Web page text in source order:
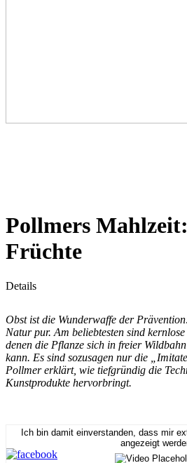
Pollmers
Früchte
Details
Obst ist die Wunderwaffe der
Natur pur. Am beliebtesten sind
denen die Pflanze sich in freier
kann. Es sind sozusagen nur die
Pollmer erklärt, wie tiefgründig die
Kunstprodukte hervorbringt.
Ich bin damit einverstanden, dass mir
angezeigt